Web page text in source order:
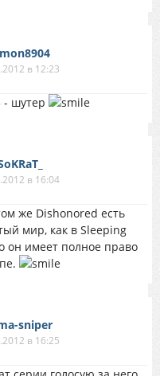
в 12:23
- шутер
в 16:04
же Dishonored есть
мир, как в Sleeping
он имеет полное право
sniper
в 16:25